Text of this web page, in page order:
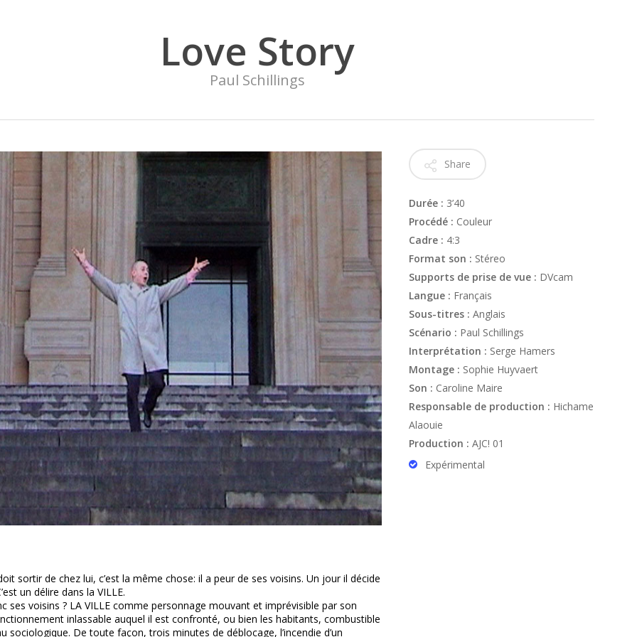
Love Story
Paul Schillings
sortir de chez lui, c’est la même chose: il a peur de ses voisins. Un jour il décide
un délire dans la VILLE.
ses voisins ? LA VILLE comme personnage mouvant et imprévisible par son
inlassable auquel il est confronté, ou bien les habitants, combustible
sociologique. De toute façon, trois minutes de déblocage, l’incendie d’un
Share
Durée : 3’40
Procédé : Couleur
Cadre : 4:3
Format son : Stéreo
Supports de prise de vue : DVcam
Langue : Français
Sous-titres : Anglais
Scénario : Paul Schillings
Interprétation : Serge Hamers
Montage : Sophie Huyvaert
Son : Caroline Maire
Responsable de production : Hichame
Alaouie
Production : AJC! 01
Expérimental